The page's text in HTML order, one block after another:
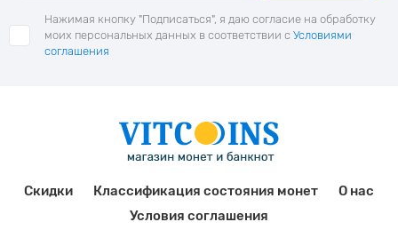
Нажимая кнопку "Подписаться", я даю согласие на обработку
моих персональных данных в соответствии с Условиями
соглашения
Скидки Классификация состояния монет
О нас
Условия соглашения